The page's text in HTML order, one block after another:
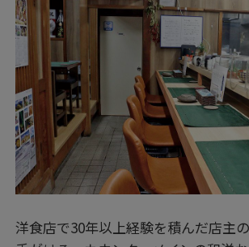
洋食店で30年以上経験を積んだ店主